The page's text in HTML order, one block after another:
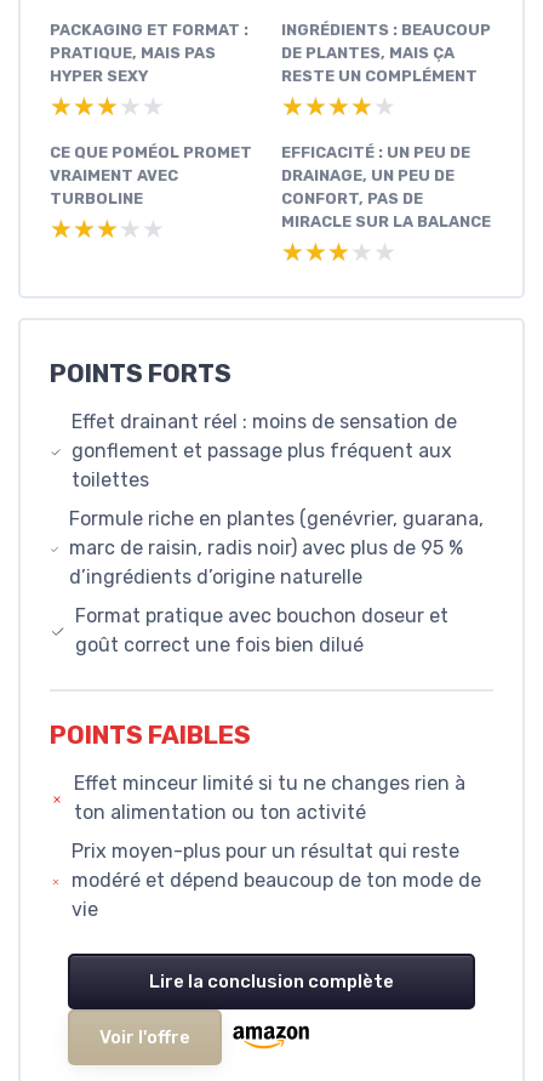
PACKAGING ET FORMAT :
PRATIQUE, MAIS PAS
HYPER SEXY
★★★★★
★★★★★
INGRÉDIENTS : BEAUCOUP
DE PLANTES, MAIS ÇA
RESTE UN COMPLÉMENT
★★★★★
★★★★★
CE QUE POMÉOL PROMET
VRAIMENT AVEC
TURBOLINE
★★★★★
★★★★★
EFFICACITÉ : UN PEU DE
DRAINAGE, UN PEU DE
CONFORT, PAS DE
MIRACLE SUR LA BALANCE
★★★★★
★★★★★
POINTS FORTS
Effet drainant réel : moins de sensation de
gonflement et passage plus fréquent aux
toilettes
Formule riche en plantes (genévrier, guarana,
marc de raisin, radis noir) avec plus de 95 %
d’ingrédients d’origine naturelle
Format pratique avec bouchon doseur et
goût correct une fois bien dilué
POINTS FAIBLES
Effet minceur limité si tu ne changes rien à
ton alimentation ou ton activité
Prix moyen-plus pour un résultat qui reste
modéré et dépend beaucoup de ton mode de
vie
Lire la conclusion complète
Voir l'offre